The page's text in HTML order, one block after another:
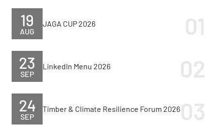
AUG
19 JAGA CUP 2026
SEP
23 LinkedIn Menu 2026
SEP
24 Timber & Climate Resilience Forum 2026